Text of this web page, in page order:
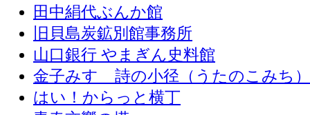
田中絹代ぶんか館
旧貝島炭鉱別館事務所
山口銀行 やまぎん史料館
金子みすゞ詩の小径（うたのこみち）
はい！からっと横丁